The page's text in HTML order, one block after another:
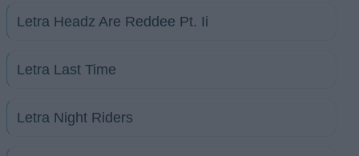
Letra Headz Are Reddee Pt. Ii
Letra Last Time
Letra Night Riders